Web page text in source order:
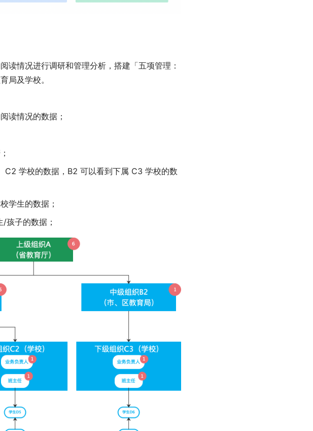
读情况进行调研和管理分析，搭建「五项管理：
局及学校。
读情况的数据；
C2 学校的数据，B2 可以看到下属 C3 学校的数
学生的数据；
孩子的数据；